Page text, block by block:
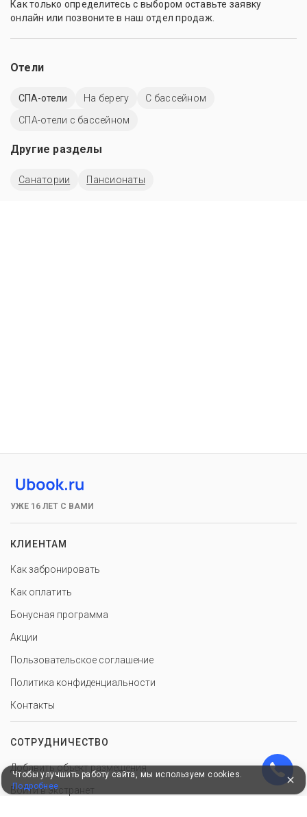
Как только определитесь с выбором оставьте заявку
онлайн или позвоните в наш отдел продаж.
Отели
СПА-отели На берегу
C бассейном
СПА-отели с бассейном
Другие разделы
Санатории Пансионаты
УЖЕ 16 ЛЕТ С ВАМИ
КЛИЕНТАМ
Как забронировать
Как оплатить
Бонусная программа
Акции
Пользовательское соглашение
Политика конфиденциальности
Контакты
СОТРУДНИЧЕСТВО
Добавить объект размещения
Войти в экстранет
Чтобы улучшить работу сайта, мы используем cookies.
Подробнее